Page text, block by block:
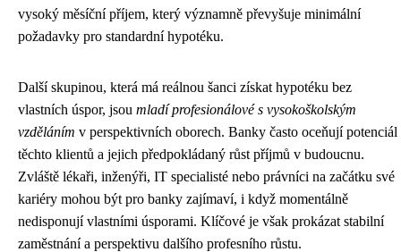
vysoký měsíční příjem, který významně převyšuje minimální
požadavky pro standardní hypotéku.
Další skupinou, která má reálnou šanci získat hypotéku bez
vlastních úspor, jsou mladí profesionálové s vysokoškolským
vzděláním v perspektivních oborech. Banky často oceňují potenciál
těchto klientů a jejich předpokládaný růst příjmů v budoucnu.
Zvláště lékaři, inženýři, IT specialisté nebo právníci na začátku své
kariéry mohou být pro banky zajímaví, i když momentálně
nedisponují vlastními úsporami. Klíčové je však prokázat stabilní
zaměstnání a perspektivu dalšího profesního růstu.